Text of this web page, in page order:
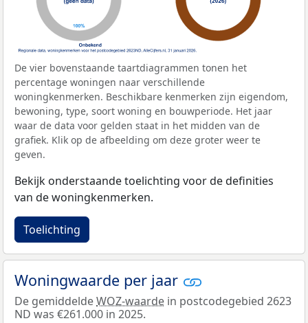
De vier bovenstaande taartdiagrammen tonen het
percentage woningen naar verschillende
woningkenmerken. Beschikbare kenmerken zijn eigendom,
bewoning, type, soort woning en bouwperiode. Het jaar
waar de data voor gelden staat in het midden van de
grafiek. Klik op de afbeelding om deze groter weer te
geven.
Bekijk onderstaande toelichting voor de definities
van de woningkenmerken.
Toelichting
Woningwaarde per jaar
De gemiddeldeWOZ-waarde in postcodegebied 2623
ND was €261.000 in 2025.